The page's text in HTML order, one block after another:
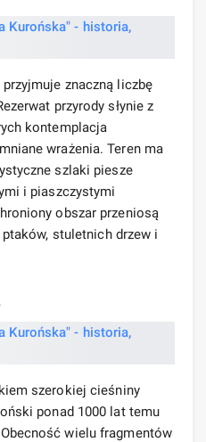
znaczną liczbę
przyrody słynie z
kontemplacja
wrażenia. Teren ma
szlaki piesze
i piaszczystymi
obszar przeniosą
stuletnich drzew i
szerokiej cieśniny
ponad 1000 lat temu
wielu fragmentów